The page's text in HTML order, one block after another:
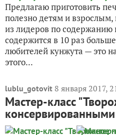
Предлагаю приготовить
полезно детям и
из лидеров по содержанию
содержится в 10 раз
любителей кунжута — это
этого...
lublu_gotovit 8 января 2017,
Мастер-класс